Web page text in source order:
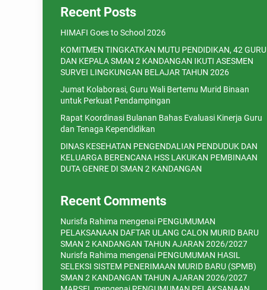
Recent Posts
HIMAFI Goes to School 2026
KOMITMEN TINGKATKAN MUTU PENDIDIKAN, 42 GURU
DAN KEPALA SMAN 2 KANDANGAN IKUTI ASESMEN
SURVEI LINGKUNGAN BELAJAR TAHUN 2026
Jumat Kolaborasi, Guru Wali Bertemu Murid Binaan
untuk Perkuat Pendampingan
Rapat Koordinasi Bulanan Bahas Evaluasi Kinerja Guru
dan Tenaga Kependidikan
DINAS KESEHATAN PENGENDALIAN PENDUDUK DAN
KELUARGA BERENCANA HSS LAKUKAN PEMBINAAN
DUTA GENRE DI SMAN 2 KANDANGAN
Recent Comments
Nurisfa Rahima mengenai PENGUMUMAN
PELAKSANAAN DAFTAR ULANG CALON MURID BARU
SMAN 2 KANDANGAN TAHUN AJARAN 2026/2027
Nurisfa Rahima mengenai PENGUMUMAN HASIL
SELEKSI SISTEM PENERIMAAN MURID BARU (SPMB)
SMAN 2 KANDANGAN TAHUN AJARAN 2026/2027